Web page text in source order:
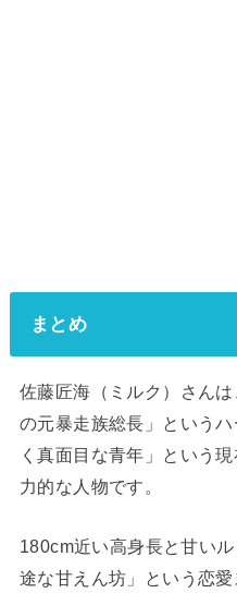
まとめ
佐藤匠海（ミルク）さん
の元暴走族総長」という
く真面目な青年」という
力的な人物です。
180cm近い高身長と甘い
途な甘えん坊」という恋